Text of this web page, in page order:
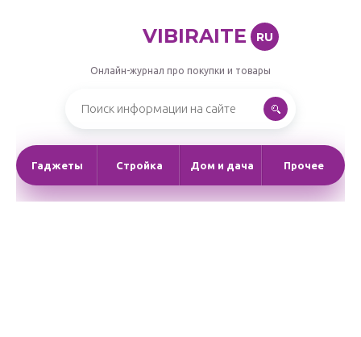
VIBIRAITE RU
Онлайн-журнал про покупки и товары
Гаджеты Стройка Дом и дача Прочее